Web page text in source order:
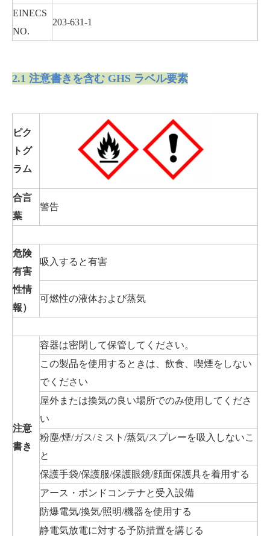
EINECS
NO.
203-631-1
2.1 注意書きを含む GHS ラベル要素
ピク
トグ
ラム
合言
葉
警告
危険
有害
性情
報）
吸入すると有害
可燃性の液体および蒸気
注意
書き
容器は密閉して保管してください。
この製品を使用するときは、飲食、喫煙をしない
でください
屋外または換気の良い場所でのみ使用してくださ
い
粉塵/煙/ガス/ミスト/蒸気/スプレーを吸入しないこ
と
保護手袋/保護服/保護眼鏡/顔面保護具を着用する
アース・ボンドコンテナと受入設備
防爆電気/換気/照明/機器を使用する
静電気放電に対する予防措置を講じる